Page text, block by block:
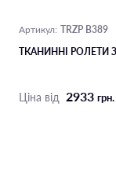
Артикул: TRZP B389
ТКАНИННІ РОЛЕТИ
Ціна від 2933 грн.